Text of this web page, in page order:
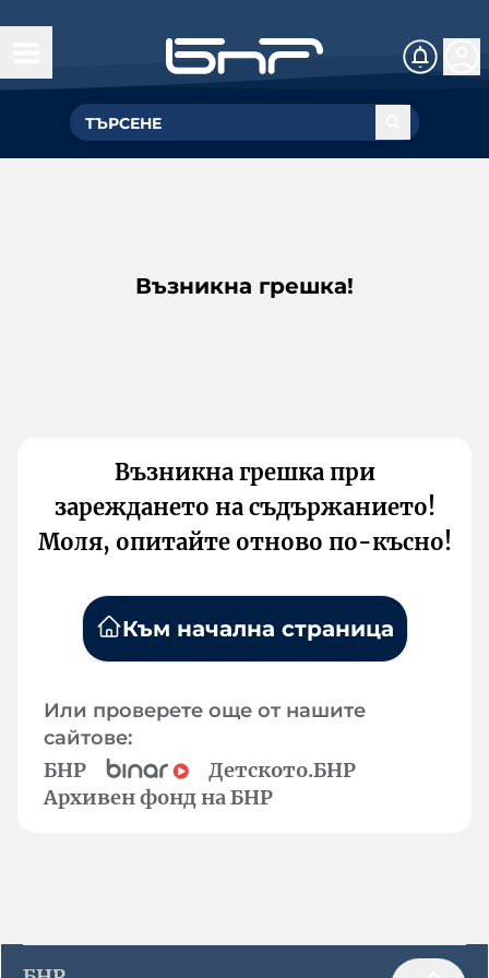
Възникна грешка!
Възникна грешка при
зареждането на съдържанието!
Моля, опитайте отново по-късно!
Към начална страница
Или проверете още от нашите
сайтове:
БНР
Детското.БНР
Архивен фонд на БНР